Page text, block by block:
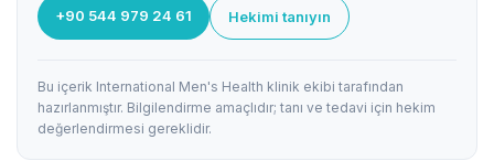
+90 544 979 24 61 Hekimi tanıyın
Bu içerik International Men's Health klinik ekibi tarafından
hazırlanmıştır. Bilgilendirme amaçlıdır; tanı ve tedavi için hekim
değerlendirmesi gereklidir.